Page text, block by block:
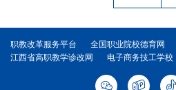
职教改革服务平台 全国职业院校德育网
江西省高职教学诊改网
电子商务技工学校